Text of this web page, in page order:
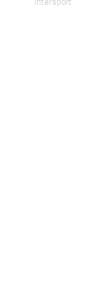
Intersport